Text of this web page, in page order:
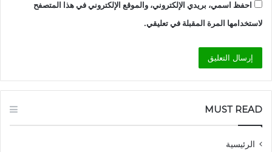
احفظ اسمي، بريدي الإلكتروني، والموقع الإلكتروني في هذا المتصفح
لاستخدامها المرة المقبلة في تعليقي.
MUST READ
الرئيسية